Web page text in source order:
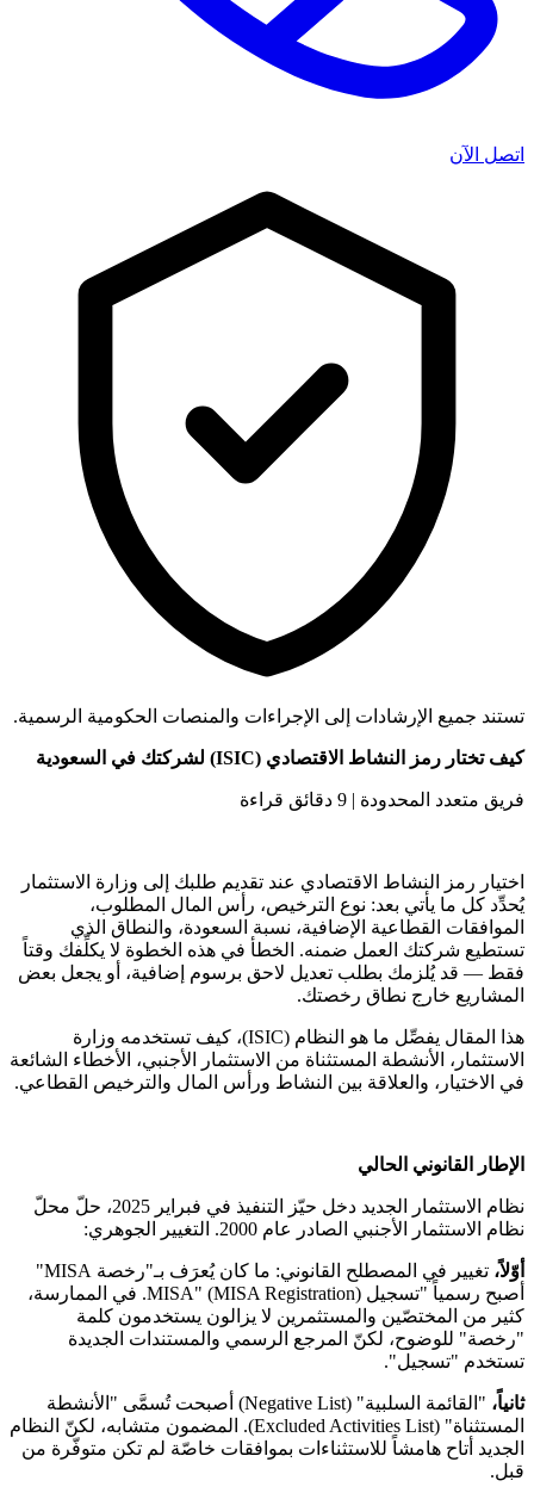
اتصل الآن
تستند جميع الإرشادات إلى الإجراءات والمنصات الحكومية الرسمية.
كيف تختار رمز النشاط الاقتصادي (ISIC) لشركتك في السعودية
فريق متعدد المحدودة | 9 دقائق قراءة
اختيار رمز النشاط الاقتصادي عند تقديم طلبك إلى وزارة الاستثمار
يُحدِّد كل ما يأتي بعد: نوع الترخيص، رأس المال المطلوب،
الموافقات القطاعية الإضافية، نسبة السعودة، والنطاق الذي
تستطيع شركتك العمل ضمنه. الخطأ في هذه الخطوة لا يكلِّفك وقتاً
فقط — قد يُلزمك بطلب تعديل لاحق برسوم إضافية، أو يجعل بعض
المشاريع خارج نطاق رخصتك.
هذا المقال يفصِّل ما هو النظام (ISIC)، كيف تستخدمه وزارة
الاستثمار، الأنشطة المستثناة من الاستثمار الأجنبي، الأخطاء الشائعة
في الاختيار، والعلاقة بين النشاط ورأس المال والترخيص القطاعي.
الإطار القانوني الحالي
نظام الاستثمار الجديد دخل حيّز التنفيذ في فبراير 2025، حلّ محلّ
نظام الاستثمار الأجنبي الصادر عام 2000. التغيير الجوهري:
أوّلاً،
تغيير في المصطلح القانوني: ما كان يُعرَف بـ"رخصة MISA"
أصبح رسمياً "تسجيل MISA" (MISA Registration). في الممارسة،
كثير من المختصّين والمستثمرين لا يزالون يستخدمون كلمة
"رخصة" للوضوح، لكنّ المرجع الرسمي والمستندات الجديدة
تستخدم "تسجيل".
ثانياً،
"القائمة السلبية" (Negative List) أصبحت تُسمَّى "الأنشطة
المستثناة" (Excluded Activities List). المضمون متشابه، لكنّ النظام
الجديد أتاح هامشاً للاستثناءات بموافقات خاصّة لم تكن متوفّرة من
قبل.